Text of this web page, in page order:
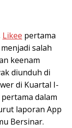
Likee pertama
salah
keenam
diunduh di
di Kuartal I-
dalam
laporan App
Bersinar.